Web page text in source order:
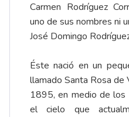
Carmen Rodríguez
uno de sus nombres ni
José Domingo
Éste nació en un
llamado Santa Rosa
1895, en medio de
el cielo que